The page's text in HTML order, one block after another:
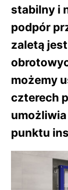
stabilny i
podpór
zaletą
możemy
czterech
punktu